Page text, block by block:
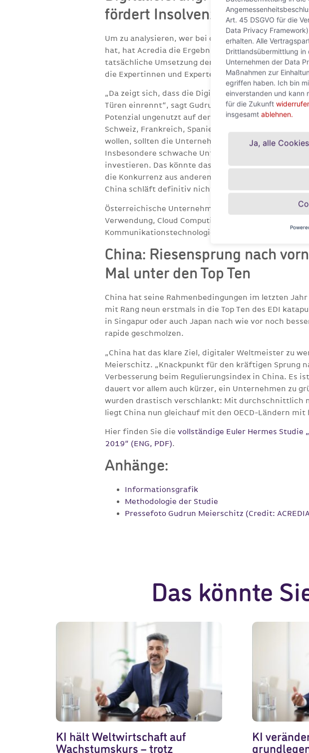
fördert Insolvenzrisiko
Um zu analysieren, wer bei der Umsetzung die Nase
hat, hat Acredia die Ergebnisse aus dem EDI mit
tatsächliche Umsetzung der Digitalisierung
die Expertinnen und Experten dabei erhebliche
„Da zeigt sich, dass die Digitalisierung bei vielen
Türen einrennt“, sagt Gudrun Meierschitz. „Viele
Potenzial ungenutzt auf der Straße liegen – vor
Schweiz, Frankreich, Spanien oder Südkorea. Wenn
wollen, sollten die Unternehmen bei der
Insbesondere schwache Unternehmen sind
investieren. Das könnte das Insolvenzrisiko bei
die Konkurrenz aus anderen europäischen Ländern,
China schläft definitiv nicht.“
Österreichische Unternehmen zeigen unter anderem
Verwendung, Cloud Computing und bei Spezialisten
Kommunikationstechnologie Nachholbedarf.
China: Riesensprung nach
Mal unter den Top Ten
China hat seine Rahmenbedingungen im letzten
mit Rang neun erstmals in die Top Ten des EDI
in Singapur oder auch Japan nach wie vor noch
rapide geschmolzen.
„China hat das klare Ziel, digitaler Weltmeister zu
Meierschitz. „Knackpunkt für den kräftigen Sprung
Verbesserung beim Regulierungsindex in China. Es
dauert vor allem auch kürzer, ein Unternehmen zu
wurden drastisch verschlankt: Mit durchschnittlich
liegt China nun gleichauf mit den OECD-Ländern mit
Hier finden Sie dievollständige Euler Hermes Studie
2019“ (ENG, PDF).
Anhänge:
Informationsgrafik
Methodologie der Studie
Pressefoto Gudrun Meierschitz (Credit:
Das könnte
KI hält Weltwirtschaft auf
Wachstumskurs – trotz
KI
Art. 45 DSGVO für die
Data Privacy
erhalten. Alle
Drittlandsübermittlung
Unternehmen der Data
Maßnahmen zur
egriffen haben. Ich bin
einverstanden und kann
für die Zukunft
insgesamt ablehnen.
Ja, alle